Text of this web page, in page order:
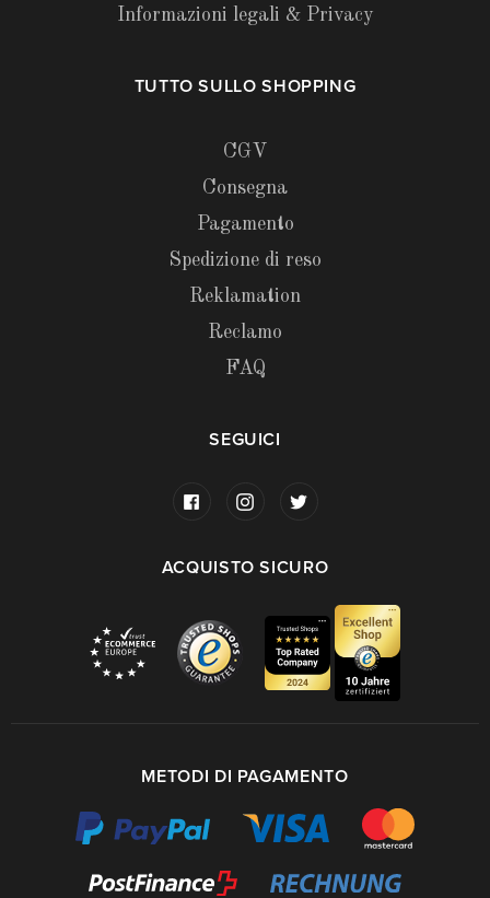
Informazioni legali & Privacy
TUTTO SULLO SHOPPING
CGV
Consegna
Pagamento
Spedizione di reso
Reklamation
Reclamo
FAQ
SEGUICI
ACQUISTO SICURO
METODI DI PAGAMENTO